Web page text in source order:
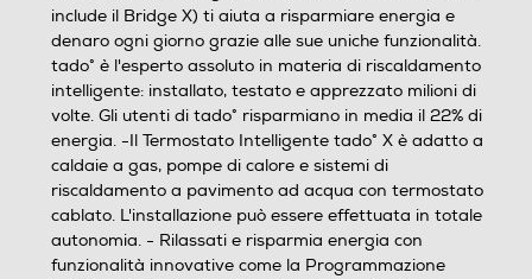
include il Bridge X) ti aiuta a risparmiare energia e
denaro ogni giorno grazie alle sue uniche funzionalità.
tado° è l'esperto assoluto in materia di riscaldamento
intelligente: installato, testato e apprezzato milioni di
volte. Gli utenti di tado° risparmiano in media il 22% di
energia. -Il Termostato Intelligente tado° X è adatto a
caldaie a gas, pompe di calore e sistemi di
riscaldamento a pavimento ad acqua con termostato
cablato. L'installazione può essere effettuata in totale
autonomia. - Rilassati e risparmia energia con
funzionalità innovative come la Programmazione